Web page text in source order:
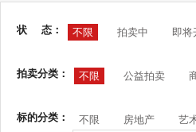
状 态： 不限 拍卖中 即将
拍卖分类： 不限 公益拍卖
标的分类： 不限 房地产 艺